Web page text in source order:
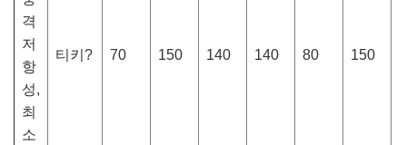
격
저
항
성,
최
소
티키? 70 150 140 140 80 150